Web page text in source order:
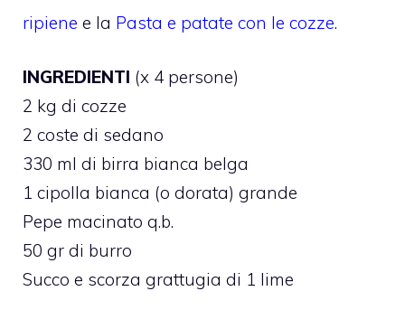
ripiene e la Pasta e patate con le cozze.
INGREDIENTI (x 4 persone)
2 kg di cozze
2 coste di sedano
330 ml di birra bianca belga
1 cipolla bianca (o dorata) grande
Pepe macinato q.b.
50 gr di burro
Succo e scorza grattugia di 1 lime